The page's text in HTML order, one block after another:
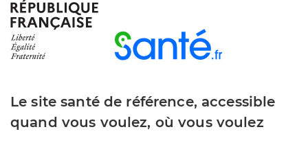
Le site santé de référence, accessible
quand vous voulez, où vous voulez